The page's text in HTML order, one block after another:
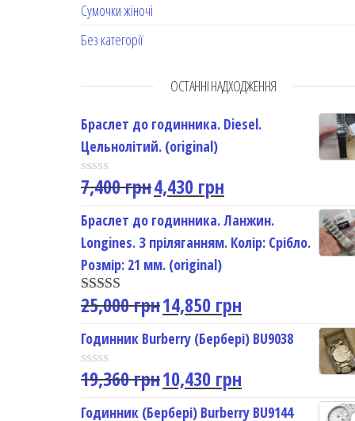
Сумочки жіночі
Без категорії
ОСТАННІ НАДХОДЖЕННЯ
Браслет до годинника. Diesel.
Цельнолітий. (original)
R
t
e
d
0
o
u
t
o
5
7,400грн4,430 грн
Браслет до годинника. Ланжин.
Longines. З пріляганням. Колір: Срібло.
Розмір: 21 мм. (original)
Rated5.00
out of 5
25,000грн14,850 грн
Годинник Burberry (Бербері) BU9038
R
t
19,360грн10,430 грн
Годинник (Бербері) Burberry BU9144